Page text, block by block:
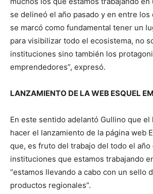
se delineó el año pasado y en entre
se marcó como fundamental tener un
para visibilizar todo el ecosistema, no
instituciones sino también los
emprendedores”, expresó.
LANZAMIENTO DE LA WEB ESQUEL
En este sentido adelantó Gullino que el
hacer el lanzamiento de la página web
que, es fruto del trabajo del todo el año
instituciones que estamos trabajando
“estamos llevando a cabo con un sello
productos regionales”.